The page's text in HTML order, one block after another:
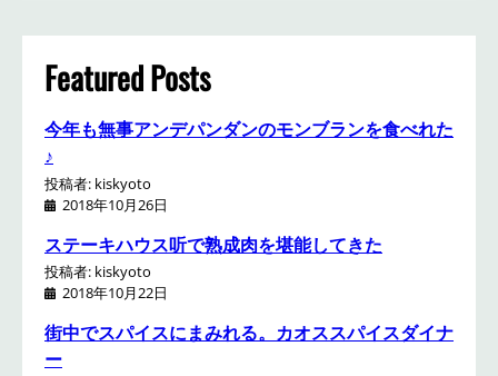
r
c
h
Featured Posts
今年も無事アンデパンダンのモンブランを食べれた
♪
投稿者: kiskyoto
2018年10月26日
ステーキハウス听で熟成肉を堪能してきた
投稿者: kiskyoto
2018年10月22日
街中でスパイスにまみれる。カオススパイスダイナ
ー